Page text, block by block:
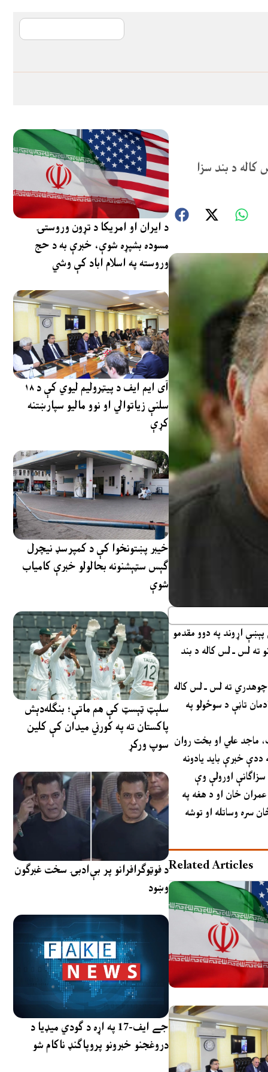
د ایران او امریکا د تړون وروستۍ
مسوده بشپړه شوې، خبرې به د حج
وروسته په اسلام اباد کې وشي
آی ایم ایف د پیټرولیم لیوي کې د ۱۸
سلنې زیاتوالي او نوو مالیو سپارښتنه
کړې
خیبر پښتونخوا کې د کمپرسډ نیچرل
ګېس سټېشنونه بحالولو خبرې کامیاب
شوې
سلېټ ټېسټ کې هم ماتې؛ بنګله‌دېش
پاکستان ته په کورني میدان کې کلین
سوپ ورکړ
د فوټوګرافرانو پر بې‌ادبۍ سخت غبرګون
وښود
جے ایف-17 په اړه د ګودي میډیا د
دروغجنو خبرونو پروپاګنډ ناکام شو
د بند سزا
ټي آیی مشرانو په ضد ۹ مې پېښې په اړه مهمه پریکړه مخې ته راغلې ده د ترهګرۍ ضد عدالت ځانګړې محکمې د ۹ مې پېښې اړوند په دوو مقدمو
ته لس ـ لس کاله د بند
ته لس ـ لس کاله
تاڼې د سوځولو په
ماجد علي او بخت روان
خبرې باید یادونه
خان او د هغه په
سره وساتله او توشه
Related Articles